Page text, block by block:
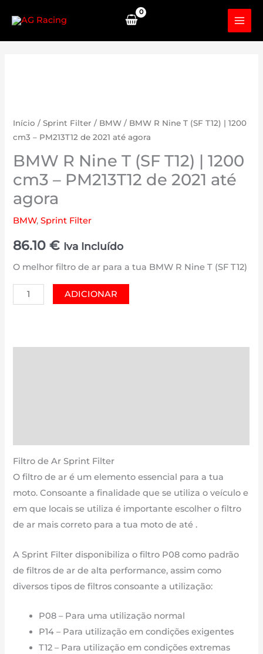
content
Início /Sprint Filter / BMW / BMW R Nine T (SF T12) | 1200
cm3 – PM213T12 de 2021 até agora
BMW R Nine T (SF T12) | 1200
cm3 – PM213T12 de 2021 até
agora
BMW,Sprint Filter
86.10€ Iva Incluído
O melhor filtro de ar para a tua BMW R Nine T (SF T12)
Quantidade
de
-
PM213T12
de
2021
até
ADICIONAR
Filtro de Ar Sprint Filter
O filtro de ar é um elemento essencial para a tua
moto. Consoante a finalidade que se utiliza o veículo e
em que locais se utiliza é importante escolher o filtro
de ar mais correto para a tua moto de até .
A Sprint Filter disponibiliza o filtro P08 como padrão
de filtros de ar de alta performance, assim como
diversos tipos de filtros consoante a utilização:
P08 – Para uma utilização normal
P14 – Para utilização em condições exigentes
T12 – Para utilização em condições extremas